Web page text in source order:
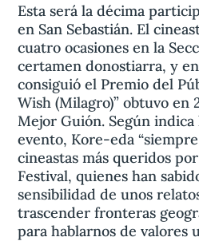
Esta será la décima
en San Sebastián. El
cuatro ocasiones en la
certamen donostiarra, y
consiguió el Premio del
Wish (Milagro)” obtuvo en
Mejor Guión. Según
evento, Kore-eda
cineastas más queridos
Festival, quienes han
sensibilidad de unos
trascender fronteras
para hablarnos de valores